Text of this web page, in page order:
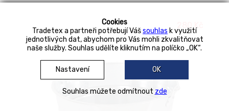
Cookies
Tradetex a partneři potřebují Vášsouhlas k využití
jednotlivých dat, abychom pro Vás mohli zkvalitňovat
naše služby. Souhlas udělíte kliknutím na políčko „OK“.
Nastavení OK
Souhlas můžete odmítnout zde
280 Kč